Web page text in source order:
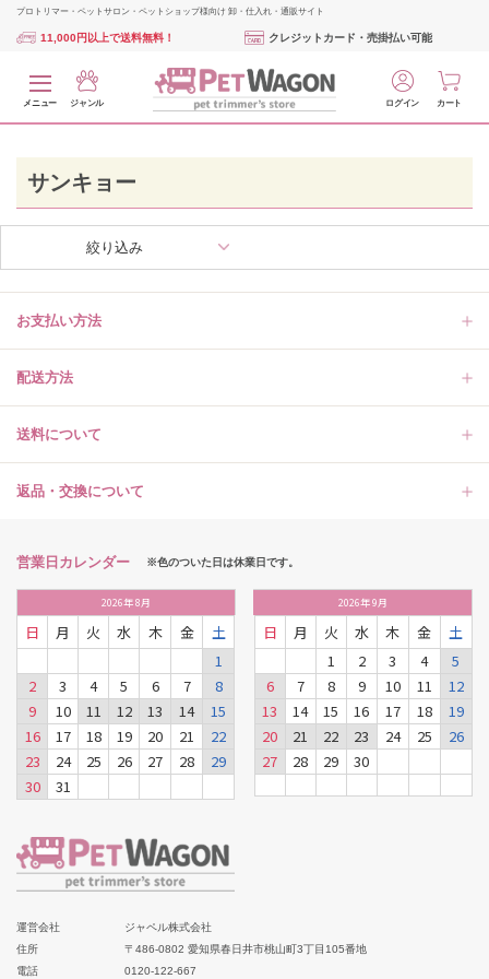
プロトリマー・ペットサロン・ペットショップ様向け 卸・仕入れ・通販サイト
11,000円以上で送料無料！ クレジットカード・売掛払い可能
メニュー ジャンル ログイン カート
サンキョー
絞り込み
お支払い方法
配送方法
送料について
返品・交換について
営業日カレンダー ※色のついた日は休業日です。
2026年8月
日 月 火 水 木 金
土
1
2
3 4 5 6 7
8
9
10 11 12 13 14
15
16
17 18 19 20 21
22
23
24 25 26 27 28
29
30
31
2026年9月
日 月 火 水 木 金
土
1
2 3 4
5
6
7 8 9 10 11
12
13
14 15 16 17 18
19
20
21 22 23 24 25
26
27
28 29 30
運営会社
ジャペル株式会社
住所
〒486-0802 愛知県春日井市桃山町3丁目105番地
電話
0120-122-667